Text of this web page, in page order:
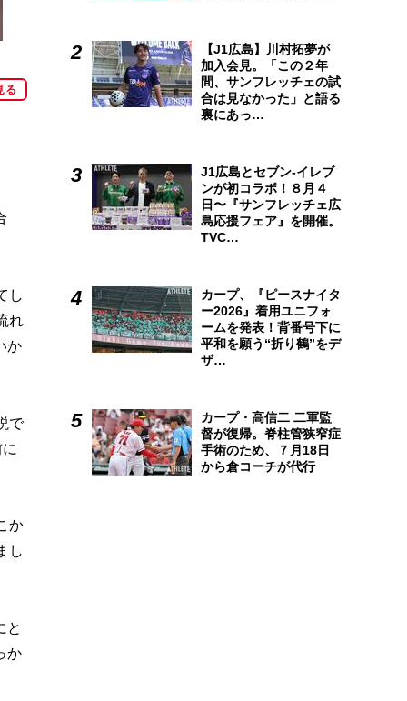
る
し
れ
か
で
か
し
と
か
【J1広島】川村拓夢が
加入会見。「この２年
間、サンフレッチェの試
合は見なかった」と語る
裏にあっ…
J1広島とセブン-イレブ
ンが初コラボ！８月４
日〜『サンフレッチェ広
島応援フェア』を開催。
TVC…
カープ、『ピースナイタ
ー2026』着用ユニフォ
ームを発表！背番号下に
平和を願う“折り鶴”をデ
ザ…
カープ・高信二 二軍監
督が復帰。脊柱管狭窄症
手術のため、７月18日
から倉コーチが代行